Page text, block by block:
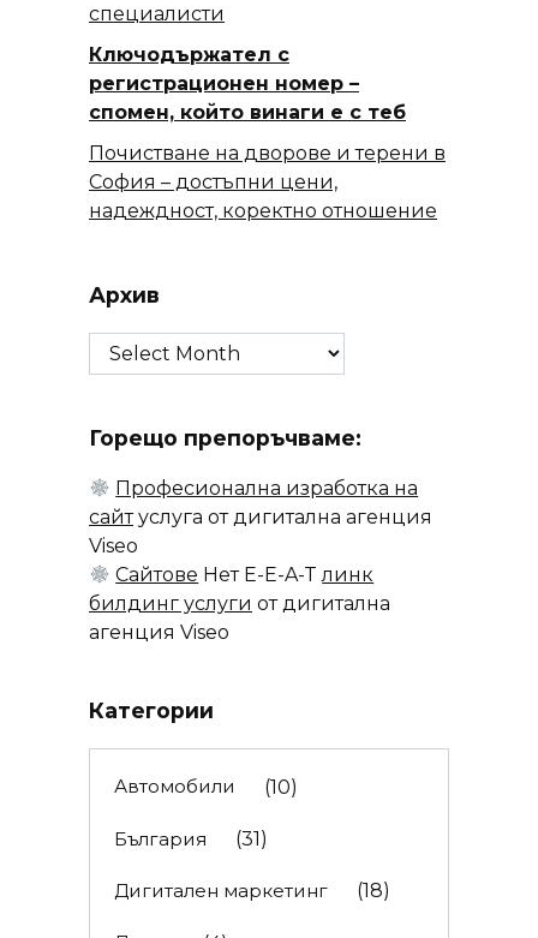
специалисти
Ключодържател с
регистрационен номер –
спомен, който винаги е с теб
Почистване на дворове и терени в
София – достъпни цени,
надеждност, коректно отношение
Архив
Архив
Горещо препоръчваме:
Професионална изработка на
сайтуслуга от дигитална агенция
Viseo
Сайтове Нет E-E-A-Tлинк
билдинг услуги от дигитална
агенция Viseo
Категории
Автомобили (10)
България (31)
Дигитален маркетинг (18)